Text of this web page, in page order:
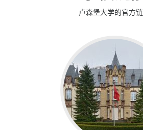
卢森堡大学的官方